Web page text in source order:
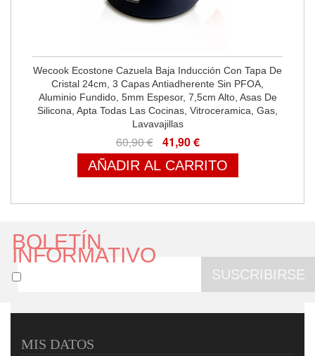
Wecook Ecostone Cazuela Baja Inducción Con Tapa De
Cristal 24cm, 3 Capas Antiadherente Sin PFOA,
Aluminio Fundido, 5mm Espesor, 7,5cm Alto, Asas De
Silicona, Apta Todas Las Cocinas, Vitroceramica, Gas,
Lavavajillas
60,90 € 41,90 €
AÑADIR AL CARRITO
BOLETÍN
INFORMATIVO
SUSCRIBIRSE
MIS DATOS